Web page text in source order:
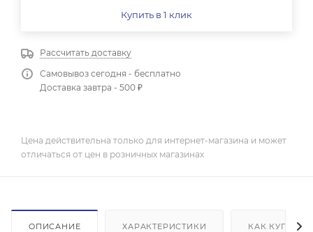
Купить в 1 клик
Рассчитать доставку
Самовывоз сегодня - бесплатно
Доставка завтра - 500 ₽
Цена действительна только для интернет-магазина и может
отличаться от цен в розничных магазинах
ОПИСАНИЕ ХАРАКТЕРИСТИКИ КАК КУПИТЬ